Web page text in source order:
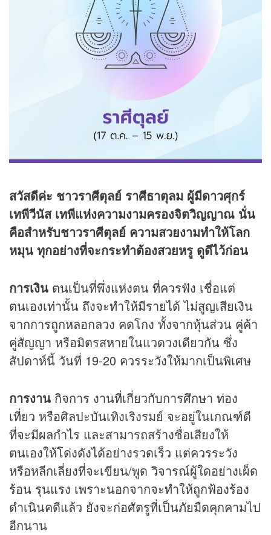
สวัสดีค่ะ ชาวราศีตุลย์ ราศีธาตุลม ผู้มีดาวศุกร์
เทพีวีนัส เทพีแห่งความงามครองจิตวิญญาณ นั่น
คือสำหรับชาวราศีตุลย์ ความสวยงามทำให้โลก
หมุน ทุกอย่างที่จะกระทำต้องสวยหรู ดูดีไว้ก่อน
การเงิน ตนเป็นที่พึ่งแห่งตน ที่ควรฟัง เชื่อแต่
ตนเองเท่านั้น ถึงจะทำให้มีรายได้ ไม่สูญเสียเงิน
จากการถูกหลอกลวง คดโกง ทั้งจากหุ้นส่วน คู่ค้า
คู่สัญญา หรือมิตรสหายในแวดวงเดียวกัน ซึ่ง
สัปดาห์นี้ วันที่ 19-20 ควรระวังให้มากเป็นพิเศษ
การงาน กิจการ งานที่เกี่ยวกับการศึกษา ท่อง
เที่ยว หรือศิลปะบันเทิงเริงรมย์ จะอยู่ในเกณฑ์ดี
ที่จะมีผลกำไร และสามารถสร้างชื่อเสียงให้
ตนเองให้โด่งดังได้อย่างรวดเร็ว แต่ควรระวัง
หรือหลีกเลี่ยงที่จะเขียน/พูด วิจารณ์ผู้ใดอย่างเผ็ด
ร้อน รุนแรง เพราะนอกจากจะทำให้ถูกฟ้องร้อง
ดำเนินคดีแล้ว ยังจะก่อศัตรูที่เป็นภัยมืดคุกคามไป
อีกนาน